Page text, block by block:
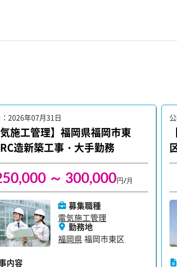
2026年07月31日
気施工管理】福岡県福岡市東
造新築工事・大手勤務
～ 300,000円/月
募集職種
電気施工管理
勤務地
福岡県 福岡市東区
内容